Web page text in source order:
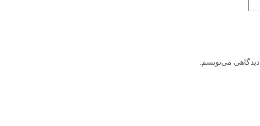
دیدگاهی می‌نویسم.